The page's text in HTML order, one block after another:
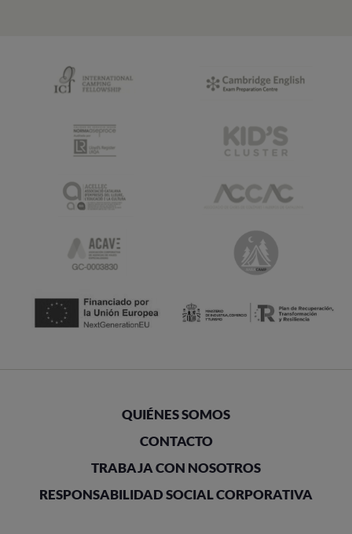
QUIÉNES SOMOS
CONTACTO
TRABAJA CON NOSOTROS
RESPONSABILIDAD SOCIAL CORPORATIVA